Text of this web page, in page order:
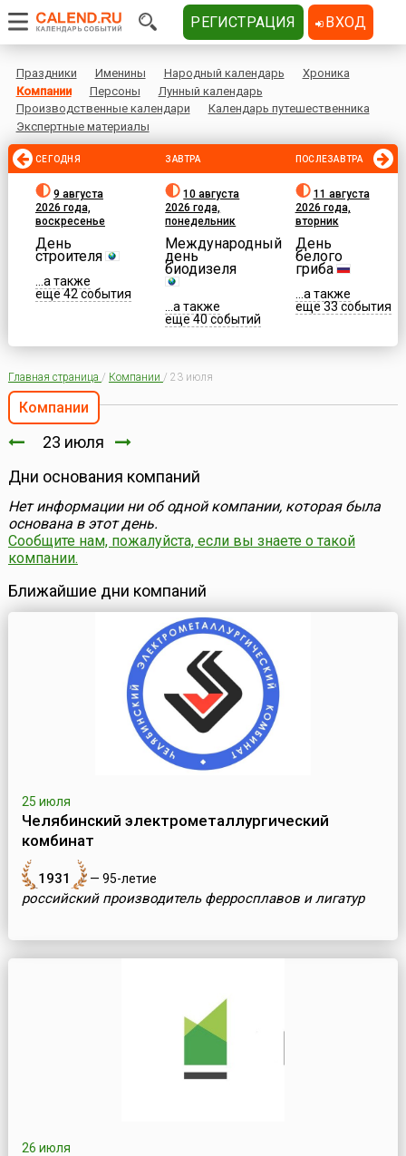
Праздники Именины Народный календарь
Хроника
Компании
Персоны
Лунный календарь
Производственные календари
Календарь путешественника
Экспертные материалы
СЕГОДНЯ
9 августа
2026 года,
воскресенье
День
строителя
...а также
еще 42 события
ЗАВТРА
10 августа
2026 года,
понедельник
Международный
день
биодизеля
...а также
еще 40 событий
ПОСЛЕЗАВТРА
11 августа
2026 года,
вторник
День
белого
гриба
...а также
еще 33 события
Главная страница / Компании / 23 июля
Компании
23 июля
Дни основания компаний
Нет информации ни об одной компании, которая была
основана в этот день.
Сообщите нам, пожалуйста, если вы знаете о такой
компании.
Ближайшие дни компаний
25 июля
Челябинский электрометаллургический
комбинат
1931 — 95-летие
российский производитель ферросплавов и лигатур
26 июля
РЕГИСТРАЦИЯ ВХОД